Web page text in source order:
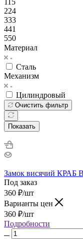
224
333
441
550
Материал
Сталь
Механизм
Цилиндровый
Очистить фильтр
Показать
Замок висячий КРАБ
Под заказ
360 ₽/шт
Варианты цен
360 ₽/шт
Подробности